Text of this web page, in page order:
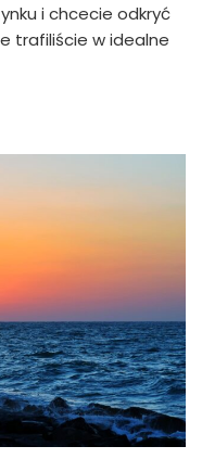
i chcecie odkryć
trafiliście w idealne